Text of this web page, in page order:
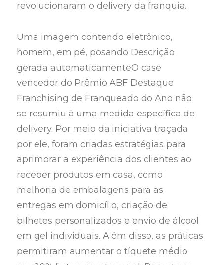
revolucionaram o delivery da franquia.
Uma imagem contendo eletrônico,
homem, em pé, posando Descrição
gerada automaticamenteO case
vencedor do Prêmio ABF Destaque
Franchising de Franqueado do Ano não
se resumiu à uma medida específica de
delivery. Por meio da iniciativa traçada
por ele, foram criadas estratégias para
aprimorar a experiência dos clientes ao
receber produtos em casa, como
melhoria de embalagens para as
entregas em domicílio, criação de
bilhetes personalizados e envio de álcool
em gel individuais. Além disso, as práticas
permitiram aumentar o tíquete médio